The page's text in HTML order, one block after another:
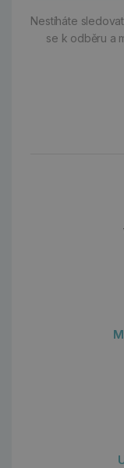
Nestíháte
se k odběru a